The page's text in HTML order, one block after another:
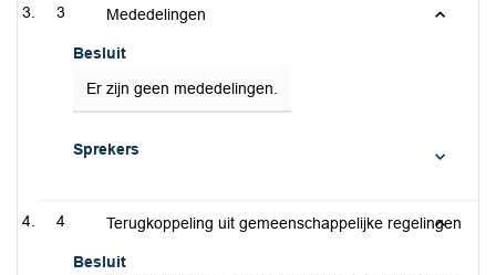
3 Mededelingen
Besluit
Er zijn geen mededelingen.
Sprekers
4 Terugkoppeling uit gemeenschappelijke regelingen
Besluit